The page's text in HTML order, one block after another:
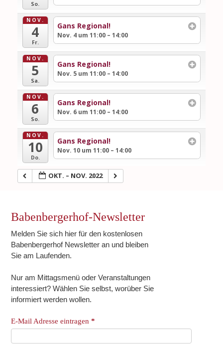
So.
NOV.
4
Fr.
Gans Regional!
Nov. 4 um 11:00 – 14:00
NOV.
5
Sa.
Gans Regional!
Nov. 5 um 11:00 – 14:00
NOV.
6
So.
Gans Regional!
Nov. 6 um 11:00 – 14:00
NOV.
10
Do.
Gans Regional!
Nov. 10 um 11:00 – 14:00
OKT. – NOV. 2022
Babenbergerhof-Newsletter
Melden Sie sich hier für den kostenlosen
Babenbergerhof Newsletter an und bleiben
Sie am Laufenden.
Nur am Mittagsmenü oder Veranstaltungen
interessiert? Wählen Sie selbst, worüber Sie
informiert werden wollen.
E-Mail Adresse eintragen*